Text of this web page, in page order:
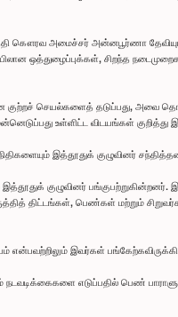
கௌரவ அமைச்சர் அன்னபூர்ணா
ஒத்துழைப்புக்கள், சிறந்த
குற்றச் செயல்களைத் தடுப்பது, அவை
உள்ளிட்ட விடயங்கள்
இத்தூதுக் குழுவினர்
குழுவினர் பங்குபற்றுகின்றனர்.
திட்டங்கள், பெண்கள் மற்றும்
என்பவற்றிலும் இவர்கள்
எடுப்பதில் பெண்